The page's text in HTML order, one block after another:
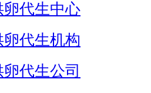
卵代生中心
代生机构
代生公司